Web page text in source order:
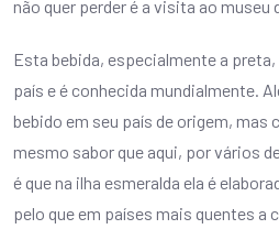
não quer perder é a visita ao museu
Esta bebida, especialmente a
país e é conhecida mundialmente.
bebido em seu país de origem, mas
mesmo sabor que aqui, por vários
é que na ilha esmeralda ela é
pelo que em países mais quentes a